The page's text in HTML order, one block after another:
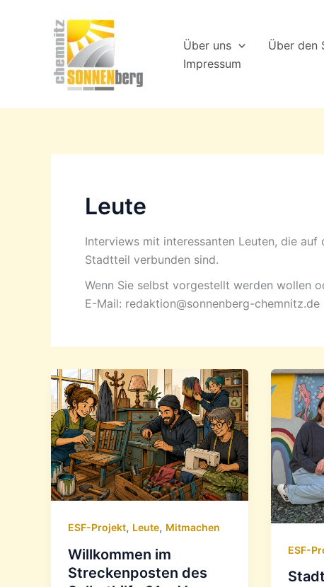
Über uns Über den
Impressum
Leute
Interviews mit interessanten Leuten, die
Stadtteil verbunden sind.
Wenn Sie selbst vorgestellt werden wollen
E-Mail: redaktion@sonnenberg-chemnitz.de
ESF-Projekt, Leute, Mitmachen
Willkommen im
Streckenposten des
ESF-